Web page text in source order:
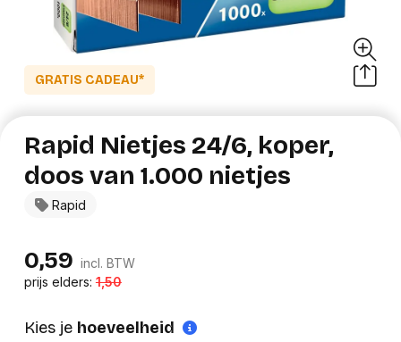
GRATIS CADEAU*
Rapid
Rapid Nietjes 24/6, koper,
doos van 1.000 nietjes
0,59 incl. BTW
prijs elders:1,50
Kies je hoeveelheid